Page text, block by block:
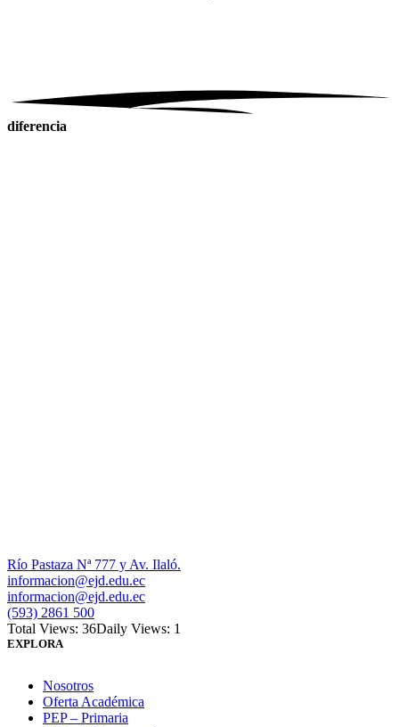
diferencia
Río Pastaza Nª 777 y Av. Ilaló.
informacion@ejd.edu.ec
informacion@ejd.edu.ec
(593) 2861 500
Total Views: 36Daily Views: 1
EXPLORA
Nosotros
Oferta Académica
PEP – Primaria